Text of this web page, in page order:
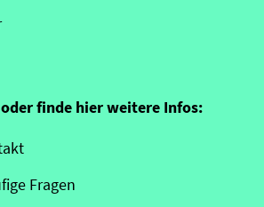
finde hier weitere Infos:
Fragen